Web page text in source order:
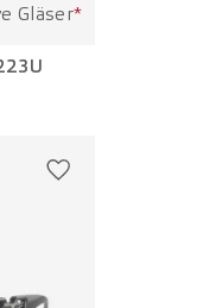
Gläser*